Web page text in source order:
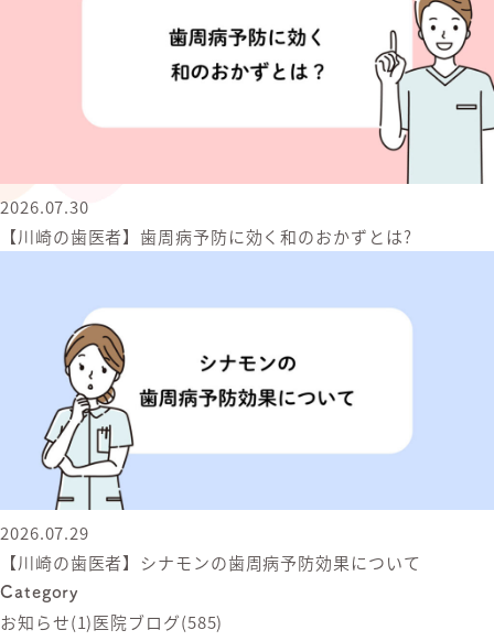
2026.07.30
【川崎の歯医者】歯周病予防に効く和のおかずとは?
2026.07.29
【川崎の歯医者】シナモンの歯周病予防効果について
Category
お知らせ(1)医院ブログ(585)